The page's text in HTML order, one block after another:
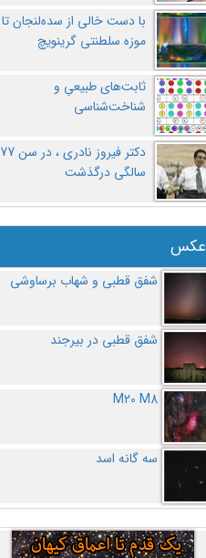
با دست خالی از سده‌لنجان تا
موزه سلطنتی گرینویچ
ثابت‌های طبیعیِ و
شناخت‌شناسی
دکتر فیروز نادری ، در سن 77
سالگی درگذشت
عکس
شفق قطبی و شهاب برساوشی
شفق قطبی در بیرجند
M20 M8
سه گانه اسد